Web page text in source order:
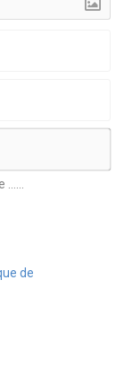
de